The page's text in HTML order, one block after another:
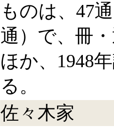
ものは、47
通）で、冊
ほか、1948
る。
佐々木家